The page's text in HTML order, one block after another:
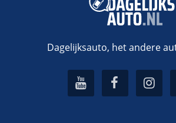
Dagelijksauto, het andere